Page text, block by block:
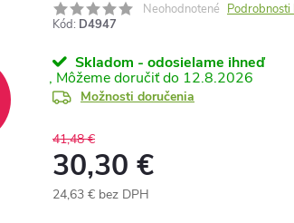
Neohodnotené Podrobnosti
Kód: D4947
Skladom - odosielame ihneď
12.8.2026
Možnosti doručenia
41,48 €
30,30 €
24,63 € bez DPH